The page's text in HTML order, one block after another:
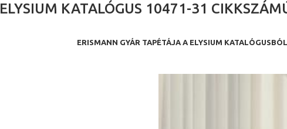
ELYSIUM KATALÓGUS 10471-31
ERISMANN GYÁR TAPÉTÁJA A ELYSIUM KATALÓGUSBÓL